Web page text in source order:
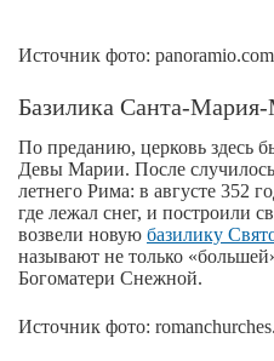
Источник фото:
Базилика Санта-
По преданию, церковь здесь
Девы Марии. После
летнего Рима: в августе 352
где лежал снег, и построили
возвели новую базилику
называют не только
Богоматери Снежной.
Источник фото: